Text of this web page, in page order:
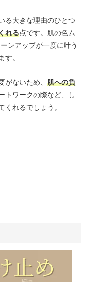
る大きな理由のひとつ
れる点です。肌の色ム
ンアップが一度に叶う
す。
がないため、 肌への負
トワークの際など、し
くれるでしょう。